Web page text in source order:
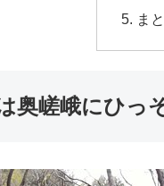
ま
奥嵯峨にひっ